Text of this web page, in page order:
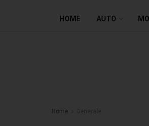
HOME AUTO
Home